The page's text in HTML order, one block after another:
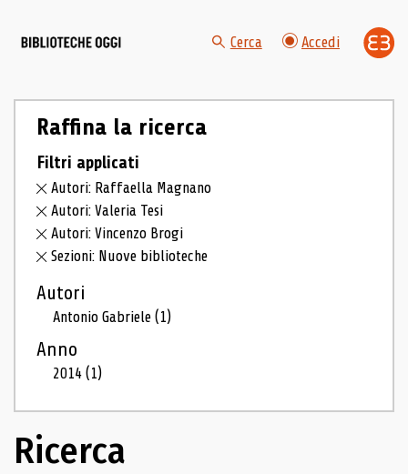
Cerca Accedi
Raffina la ricerca
Filtri applicati
Autori: Raffaella Magnano
Autori: Valeria Tesi
Autori: Vincenzo Brogi
Sezioni: Nuove biblioteche
Autori
Antonio Gabriele(1)
Anno
2014(1)
Ricerca